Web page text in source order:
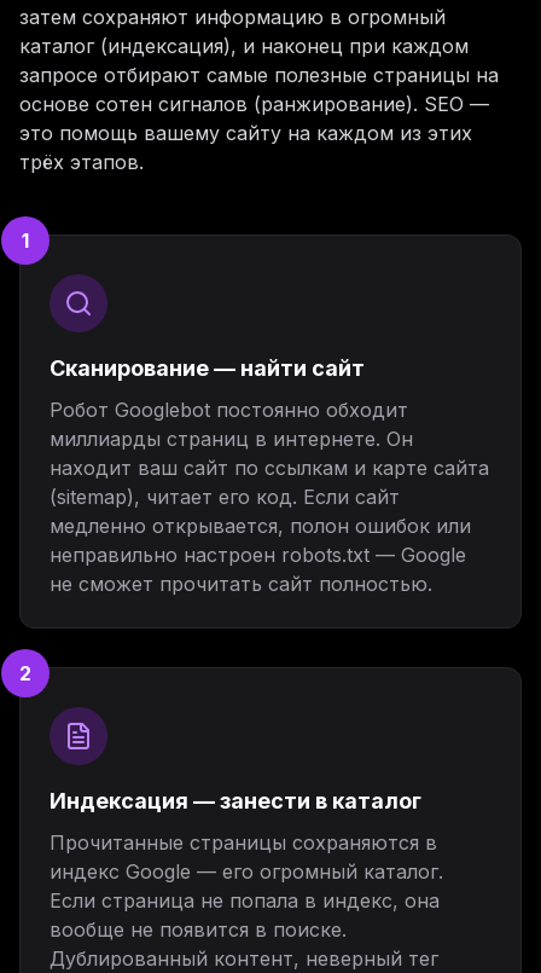
затем сохраняют информацию в огромный
каталог (индексация), и наконец при каждом
запросе отбирают самые полезные страницы на
основе сотен сигналов (ранжирование). SEO —
это помощь вашему сайту на каждом из этих
трёх этапов.
1
Сканирование — найти сайт
Робот Googlebot постоянно обходит
миллиарды страниц в интернете. Он
находит ваш сайт по ссылкам и карте сайта
(sitemap), читает его код. Если сайт
медленно открывается, полон ошибок или
неправильно настроен robots.txt — Google
не сможет прочитать сайт полностью.
2
Индексация — занести в каталог
Прочитанные страницы сохраняются в
индекс Google — его огромный каталог.
Если страница не попала в индекс, она
вообще не появится в поиске.
Дублированный контент, неверный тег